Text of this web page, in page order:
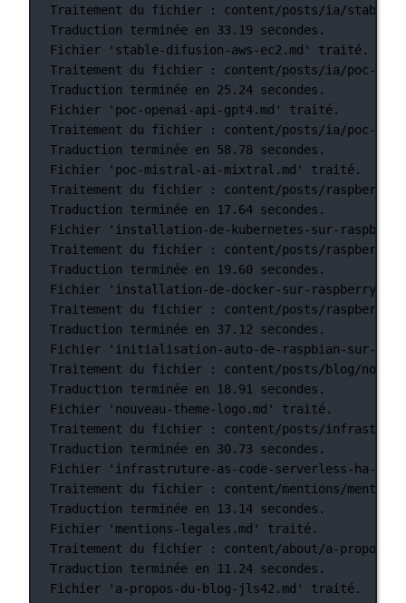
Traitement
du fichier :
content/posts/ia/stable-
Traduction
terminée en 33.19 secondes.
Fichier
'stable-difusion-aws-ec2.md'
traité.
Traitement
du fichier :
content/posts/ia/poc-
Traduction
terminée en 25.24 secondes.
Fichier
'poc-openai-api-gpt4.md'
traité.
Traitement
du fichier :
content/posts/ia/poc-
Traduction
terminée en 58.78 secondes.
Fichier
'poc-mistral-ai-mixtral.md'
traité.
Traitement
du fichier :
content/posts/
Traduction
terminée en 17.64 secondes.
Fichier
'installation-de-kubernetes-sur-
Traitement
du fichier :
content/posts/
Traduction
terminée en 19.60 secondes.
Fichier
'installation-de-docker-sur-raspberry-
Traitement
du fichier :
content/posts/
Traduction
terminée en 37.12
secondes.
Fichier
'initialisation-auto-de-raspbian-sur-
Traitement
du fichier :
content/posts/blog/
Traduction
terminée en 18.91
secondes.
Fichier
'nouveau-theme-logo.md'
traité.
Traitement
du fichier :
content/posts/
Traduction
terminée en 30.73
secondes.
Fichier
'infrastruture-as-code-serverless-ha-
Traitement
du fichier :
content/mentions/
Traduction
terminée en 13.14 secondes.
Fichier
'mentions-legales.md'
traité.
Traitement
du fichier :
content/about/a-propos-
Traduction
terminée en 11.24 secondes.
Fichier
'a-propos-du-blog-jls42.md' traité.